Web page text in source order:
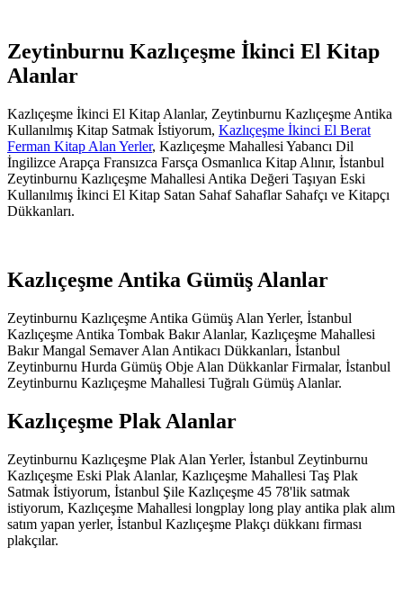
Zeytinburnu Kazlıçeşme İkinci El Kitap
Alanlar
Kazlıçeşme İkinci El Kitap Alanlar, Zeytinburnu Kazlıçeşme Antika
Kullanılmış Kitap Satmak İstiyorum, Kazlıçeşme İkinci El Berat
Ferman Kitap Alan Yerler, Kazlıçeşme Mahallesi Yabancı Dil
İngilizce Arapça Fransızca Farsça Osmanlıca Kitap Alınır, İstanbul
Zeytinburnu Kazlıçeşme Mahallesi Antika Değeri Taşıyan Eski
Kullanılmış İkinci El Kitap Satan Sahaf Sahaflar Sahafçı ve Kitapçı
Dükkanları.
Kazlıçeşme Antika Gümüş Alanlar
Zeytinburnu Kazlıçeşme Antika Gümüş Alan Yerler, İstanbul
Kazlıçeşme Antika Tombak Bakır Alanlar, Kazlıçeşme Mahallesi
Bakır Mangal Semaver Alan Antikacı Dükkanları, İstanbul
Zeytinburnu Hurda Gümüş Obje Alan Dükkanlar Firmalar, İstanbul
Zeytinburnu Kazlıçeşme Mahallesi Tuğralı Gümüş Alanlar.
Kazlıçeşme Plak Alanlar
Zeytinburnu Kazlıçeşme Plak Alan Yerler, İstanbul Zeytinburnu
Kazlıçeşme Eski Plak Alanlar, Kazlıçeşme Mahallesi Taş Plak
Satmak İstiyorum, İstanbul Şile Kazlıçeşme 45 78'lik satmak
istiyorum, Kazlıçeşme Mahallesi longplay long play antika plak alım
satım yapan yerler, İstanbul Kazlıçeşme Plakçı dükkanı firması
plakçılar.